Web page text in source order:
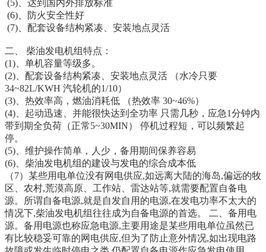
(5)、达到国内外排放标准
(6)、防火安全性好
(7)、配套设备结构紧凑、安装地点灵活
二、 柴油发电机组特点：
(1)、单机容量等级多。
(2)、配套设备结构紧凑、安装地点灵活 （水冷只要
34~82L/KWH 汽轮机的1/10）
(3)、热效率高，燃油消耗低 （热效率 30~46%）
(4)、起动迅速、并能很快达到全功率 只需几秒，应急1分钟内
带到期全负荷（正常5~30MIN） 停机过程短，可以频繁起
停。
(5)、维护操作简单，人少，备用期间保养容易
(6)、柴油发电机组的建设与发电的综合成本低
（7）某些用电单位没有网电供应,如远离大陆的海岛,偏远的牧
区、农村,荒漠高原、工作站、雷达站等,就需要配置自备电
源。所谓自备电源,就是自发自用的电源,在发电功率不太大的
情况下,柴油发电机组往往成为自备电源的首选。 二、备用电
源。备用电源也称应急电源,主要用途是某些用电单位虽然已
有比较稳妥可靠的网电供应,但为了防止意外情况,如出现电路